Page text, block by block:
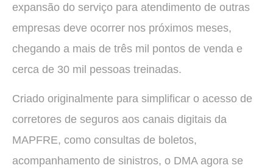
expansão do serviço para atendimento de outras
empresas deve ocorrer nos próximos meses,
chegando a mais de três mil pontos de venda e
cerca de 30 mil pessoas treinadas.
Criado originalmente para simplificar o acesso de
corretores de seguros aos canais digitais da
MAPFRE, como consultas de boletos,
acompanhamento de sinistros, o DMA agora se